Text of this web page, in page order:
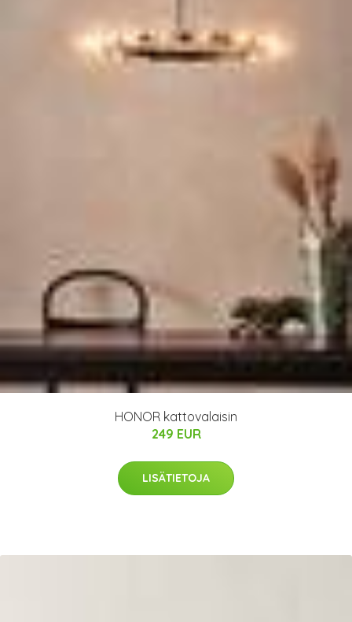
HONOR kattovalaisin
249 EUR
LISÄTIETOJA